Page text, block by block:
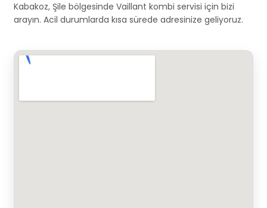
Kabakoz, Şile bölgesinde Vaillant kombi servisi için bizi
arayın. Acil durumlarda kısa sürede adresinize geliyoruz.